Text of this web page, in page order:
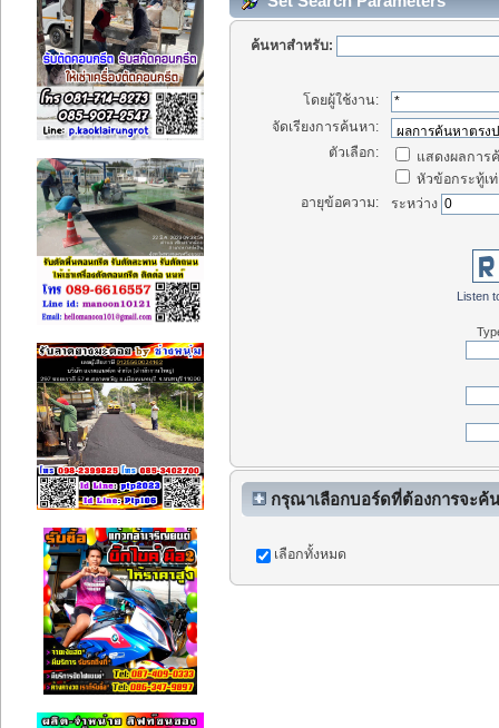
ค้นหาสำหรับ:
โดยผู้ใช้งาน:
จัดเรียงการค้นหา:
ตัวเลือก:
แสดงผลการ
หัวข้อกระทู้เ
อายุข้อความ:
ระหว่าง
Listen
กรุณาเลือกบอร์ดที่ต้องการจะค้
เลือกทั้งหมด